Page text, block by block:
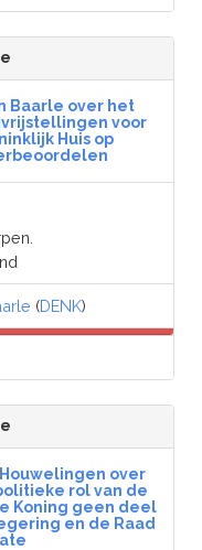
Baarle over het
voor
Huis op
(DENK)
over
rol van de
Koning geen deel
en de Raad